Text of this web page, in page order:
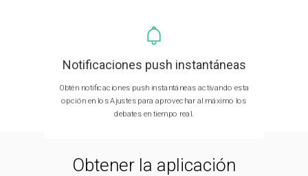
Notificaciones push instantáneas
Obtén notificaciones push instantáneas activando esta
opción en los Ajustes para aprovechar al máximo los
debates en tiempo real.
Obtener la aplicación